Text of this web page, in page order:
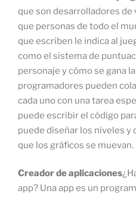
que son desarrolladores
que personas de todo el
que escriben le indica al
como el sistema de
personaje y cómo se gana
programadores pueden
cada uno con una tarea
puede escribir el código
puede diseñar los niveles y
que los gráficos se muevan.
Creador de aplicaciones
app? Una app es un